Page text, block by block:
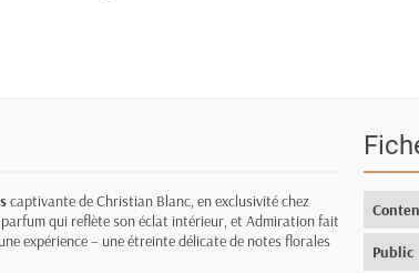
captivante de Christian Blanc, en exclusivité chez
qui reflète son éclat intérieur, et Admiration fait
expérience – une étreinte délicate de notes florales
Public